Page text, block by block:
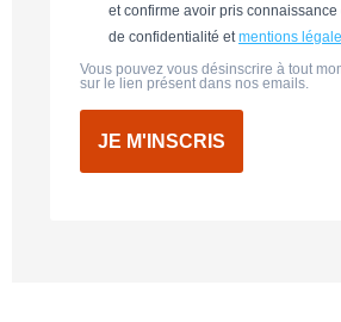
et confirme avoir pris
de confidentialité etmentions
Vous pouvez vous désinscrire à tout
sur le lien présent dans nos emails.
JE M'INSCRIS